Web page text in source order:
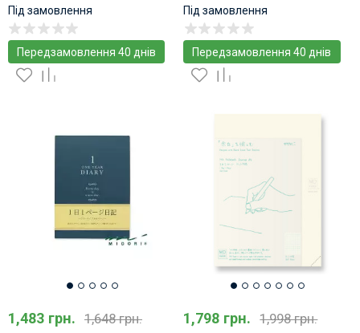
Під замовлення
Передзамовлення 40 днів
Під замовлення
Передзамовлення 40 днів
1,483 грн. 1,648 грн. 1,798 грн. 1,998 грн.